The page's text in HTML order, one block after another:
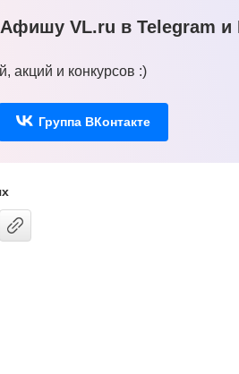
VL.ru в Telegram и
акций и конкурсов :)
Группа ВКонтакте